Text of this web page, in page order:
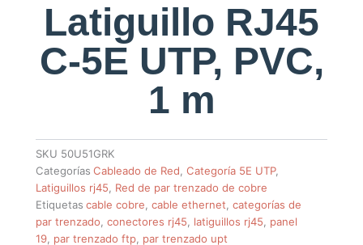
Latiguillo RJ45
C-5E UTP, PVC,
1 m
SKU 50U51GRK
Categorías Cableado de Red ,Categoría 5E UTP,
Latiguillos rj45
Red de par trenzado de cobre
Etiquetas cable cobre ,cable ethernet ,categorías de
par trenzado ,conectores rj45 latiguillos rj45
panel
19 par trenzado ftp par trenzado upt